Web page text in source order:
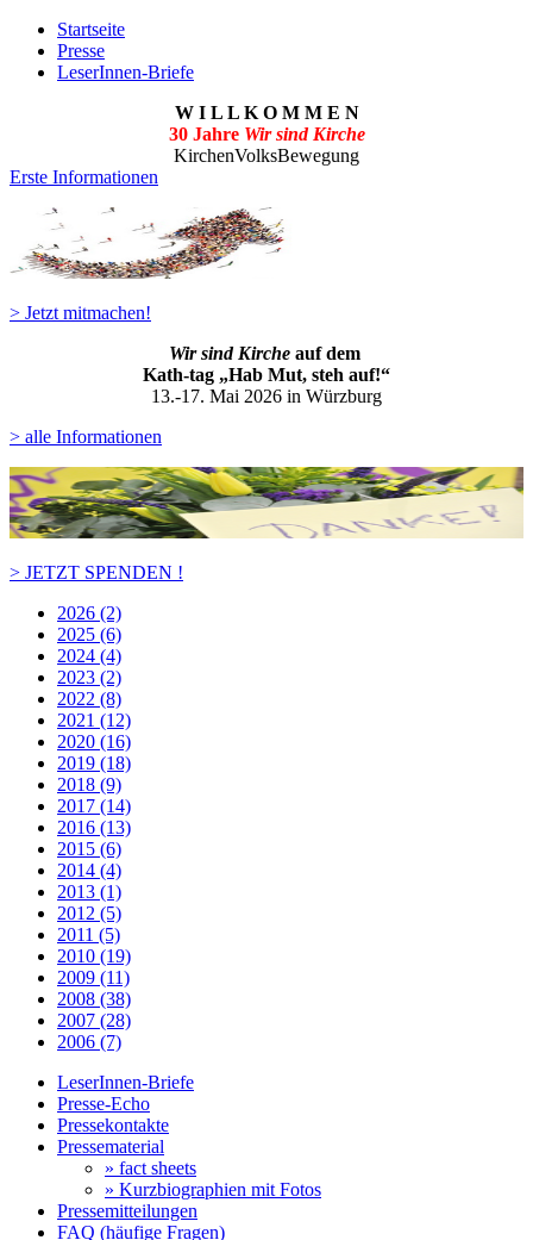
Startseite
Presse
LeserInnen-Briefe
W I L L K O M M E N
30 Jahre Wir sind Kirche
KirchenVolksBewegung
Erste Informationen
> Jetzt mitmachen!
Wir sind Kirche auf dem
Kath-tag „Hab Mut, steh auf!“
13.-17. Mai 2026 in Würzburg
> alle Informationen
> JETZT SPENDEN !
2026 (2)
2025 (6)
2024 (4)
2023 (2)
2022 (8)
2021 (12)
2020 (16)
2019 (18)
2018 (9)
2017 (14)
2016 (13)
2015 (6)
2014 (4)
2013 (1)
2012 (5)
2011 (5)
2010 (19)
2009 (11)
2008 (38)
2007 (28)
2006 (7)
LeserInnen-Briefe
Presse-Echo
Pressekontakte
Pressematerial
» fact sheets
» Kurzbiographien mit Fotos
Pressemitteilungen
FAQ (häufige Fragen)